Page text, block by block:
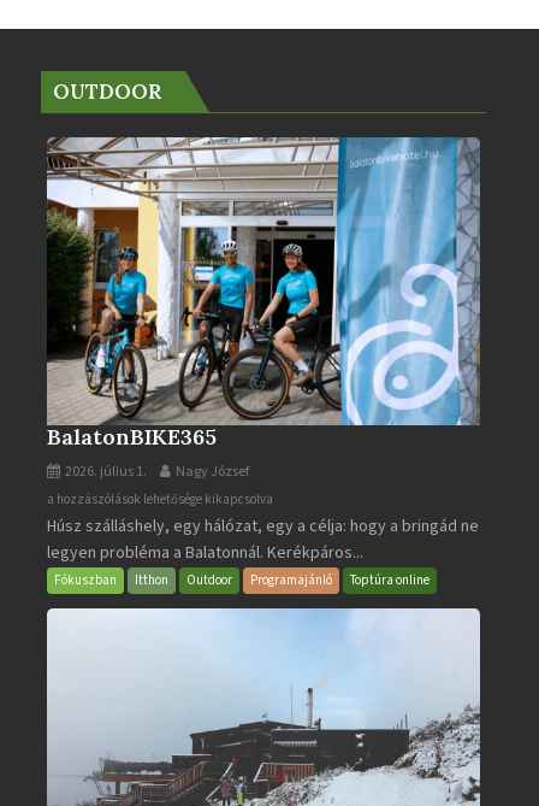
OUTDOOR
BalatonBIKE365
2026. július 1. Nagy József
BalatonBIKE365
bejegyzéshez
a hozzászólások lehetősége kikapcsolva
Húsz szálláshely, egy hálózat, egy a célja: hogy a bringád ne
legyen probléma a Balatonnál. Kerékpáros...
Fókuszban Itthon Outdoor Programajánló Toptúra online